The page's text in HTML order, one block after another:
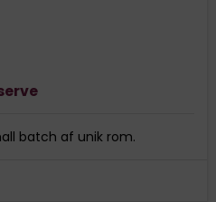
batch af unik rom.